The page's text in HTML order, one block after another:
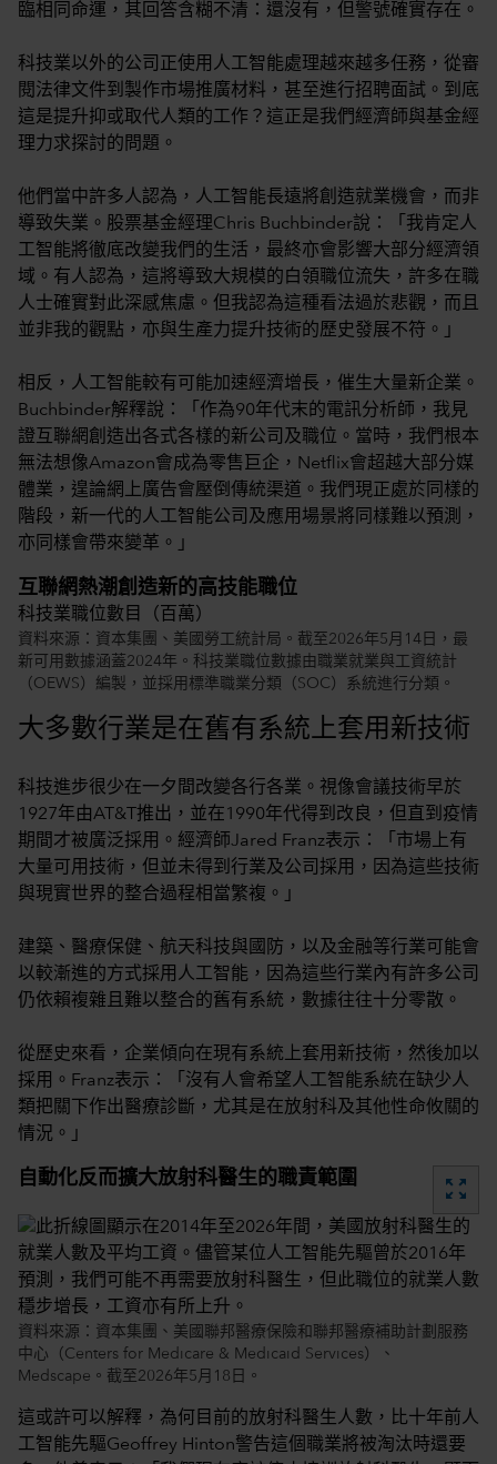
臨相同命運，其回答含糊不清：還沒有，但警號確實存在。
科技業以外的公司正使用人工智能處理越來越多任務，從審
閱法律文件到製作市場推廣材料，甚至進行招聘面試。到底
這是提升抑或取代人類的工作？這正是我們經濟師與基金經
理力求探討的問題。
他們當中許多人認為，人工智能長遠將創造就業機會，而非
導致失業。股票基金經理Chris Buchbinder說：「我肯定人
工智能將徹底改變我們的生活，最終亦會影響大部分經濟領
域。有人認為，這將導致大規模的白領職位流失，許多在職
人士確實對此深感焦慮。但我認為這種看法過於悲觀，而且
並非我的觀點，亦與生產力提升技術的歷史發展不符。」
相反，人工智能較有可能加速經濟增長，催生大量新企業。
Buchbinder解釋說：「作為90年代末的電訊分析師，我見
證互聯網創造出各式各樣的新公司及職位。當時，我們根本
無法想像Amazon會成為零售巨企，Netflix會超越大部分媒
體業，遑論網上廣告會壓倒傳統渠道。我們現正處於同樣的
階段，新一代的人工智能公司及應用場景將同樣難以預測，
亦同樣會帶來變革。」
互聯網熱潮創造新的高技能職位
科技業職位數目（百萬）
資料來源：資本集團、美國勞工統計局。截至2026年5月14日，最
新可用數據涵蓋2024年。科技業職位數據由職業就業與工資統計
（OEWS）編製，並採用標準職業分類（SOC）系統進行分類。
大多數行業是在舊有系統上套用新技術
科技進步很少在一夕間改變各行各業。視像會議技術早於
1927年由AT&T推出，並在1990年代得到改良，但直到疫情
期間才被廣泛採用。經濟師Jared Franz表示：「市場上有
大量可用技術，但並未得到行業及公司採用，因為這些技術
與現實世界的整合過程相當繁複。」
建築、醫療保健、航天科技與國防，以及金融等行業可能會
以較漸進的方式採用人工智能，因為這些行業內有許多公司
仍依賴複雜且難以整合的舊有系統，數據往往十分零散。
從歷史來看，企業傾向在現有系統上套用新技術，然後加以
採用。Franz表示：「沒有人會希望人工智能系統在缺少人
類把關下作出醫療診斷，尤其是在放射科及其他性命攸關的
情況。」
自動化反而擴大放射科醫生的職責範圍 zoom_out_map
資料來源：資本集團、美國聯邦醫療保險和聯邦醫療補助計劃服務
中心（Centers for Medicare & Medicaid Services）、
Medscape。截至2026年5月18日。
這或許可以解釋，為何目前的放射科醫生人數，比十年前人
工智能先驅Geoffrey Hinton警告這個職業將被淘汰時還要